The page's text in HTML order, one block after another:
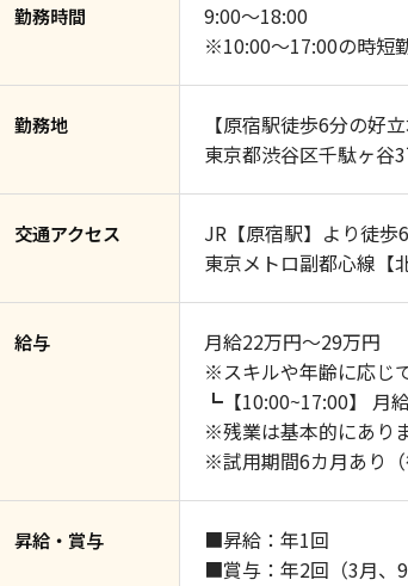
勤務時間
9:00～18:00
※10:00～17:00の時短
勤務地
【原宿駅徒歩6分の好
東京都渋谷区千駄ヶ谷
交通アクセス
JR【原宿駅】より徒歩
東京メトロ副都心線【
給与
月給22万円～29万円
※スキルや年齢に応じ
┗【10:00~17:00】 月
※残業は基本的にあり
※試用期間6カ月あり（
昇給・賞与
■昇給：年1回
■賞与：年2回（3月、9